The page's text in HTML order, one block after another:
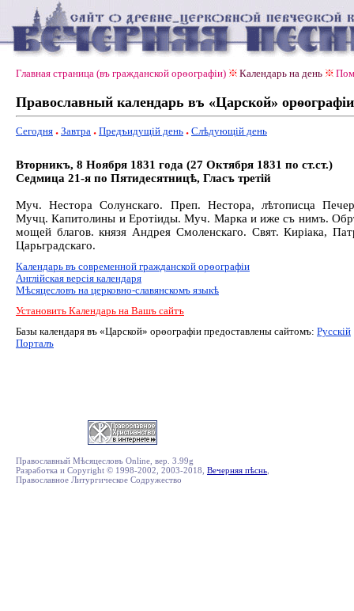
Главная страница (въ гражданской орѳографiи) Календарь на день
Православный календарь въ «Царской» орѳографiи
Сегодня Завтра Предъидущiй день Слѣдующiй день
Вторникъ, 8 Ноября 1831 года (27 Октября 1831 по ст.ст.)
Седмица 21-я по Пятидесятницѣ, Гласъ третiй
Муч. Нестора Солунскаго. Преп. Нестора, лѣтописца
Мучц. Капитолины и Еротіиды. Муч. Марка и иже съ нимъ.
мощей благов. князя Андрея Смоленскаго. Свят. Киріака,
Царьградскаго.
Календарь въ современной гражданской орѳографiи
Англiйская версiя календаря
Мѣсяцесловъ на церковно-славянскомъ языкѣ
Установить Календарь на Вашъ сайтъ
Базы календаря въ «Царской» орѳографiи предоставлены сайтомъ: Русскiй
Порталъ
Православный Мѣсяцесловъ Online, вер. 3.99g
Разработка и Copyright © 1998-2002, 2003-2018, Вечерняя пѣснь
Православное Литургическое Содружество